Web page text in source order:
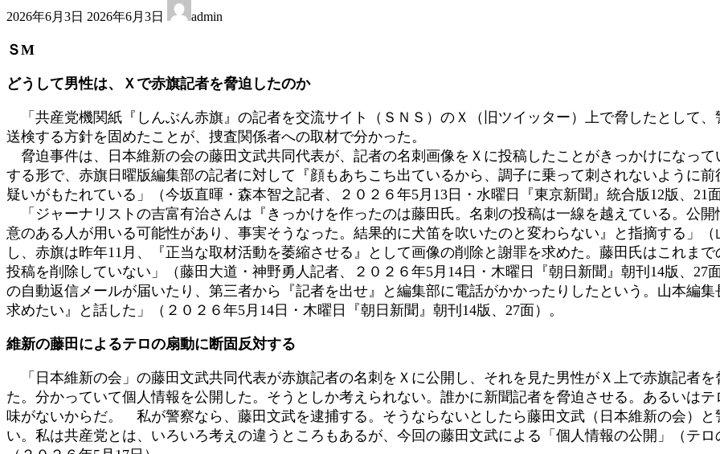
2026年6月3日 終
時
2026年6月3日 admin
ＳМ
どうして男性は、Ｘで赤旗記者を脅迫したのか
「共産党機関紙『しんぶん赤旗』の記者を交流サイト（ＳＮＳ）のＸ（旧ツイッター）上で脅したとして
送検する方針を固めたことが、捜査関係者への取材で分かった。
脅迫事件は、日本維新の会の藤田文武共同代表が、記者の名刺画像をＸに投稿したことがきっかけになっ
する形で、赤旗日曜版編集部の記者に対して『顔もあちこち出ているから、調子に乗って刺されないように
疑いがもたれている」（今坂直暉・森本智之記者、２０２６年5月13日・水曜日『東京新聞』統合版12版、21
「ジャーナリストの吉富有治さんは『きっかけを作ったのは藤田氏。名刺の投稿は一線を越えている。公
意のある人が用いる可能性があり、事実そうなった。結果的に犬笛を吹いたのと変わらない』と指摘する」
し、赤旗は昨年11月、『正当な取材活動を萎縮させる』として画像の削除と謝罪を求めた。藤田氏はこれま
投稿を削除していない」（藤田大道・神野勇人記者、２０２６年5月14日・木曜日『朝日新聞』朝刊14版、
の自動返信メールが届いたり、第三者から『記者を出せ』と編集部に電話がかかったりしたという。山本編
求めたい』と話した」（２０２６年5月14日・木曜日『朝日新聞』朝刊14版、27面）。
維新の藤田によるテロの扇動に断固反対する
「日本維新の会」の藤田文武共同代表が赤旗記者の名刺をＸに公開し、それを見た男性がＸ上で赤旗記者
た。分かっていて個人情報を公開した。そうとしか考えられない。誰かに新聞記者を脅迫させる。あるいは
味がないからだ。 私が警察なら、藤田文武を逮捕する。そうならないとしたら藤田文武（日本維新の会）
い。私は共産党とは、いろいろ考えの違うところもあるが、今回の藤田文武による「個人情報の公開」（テ